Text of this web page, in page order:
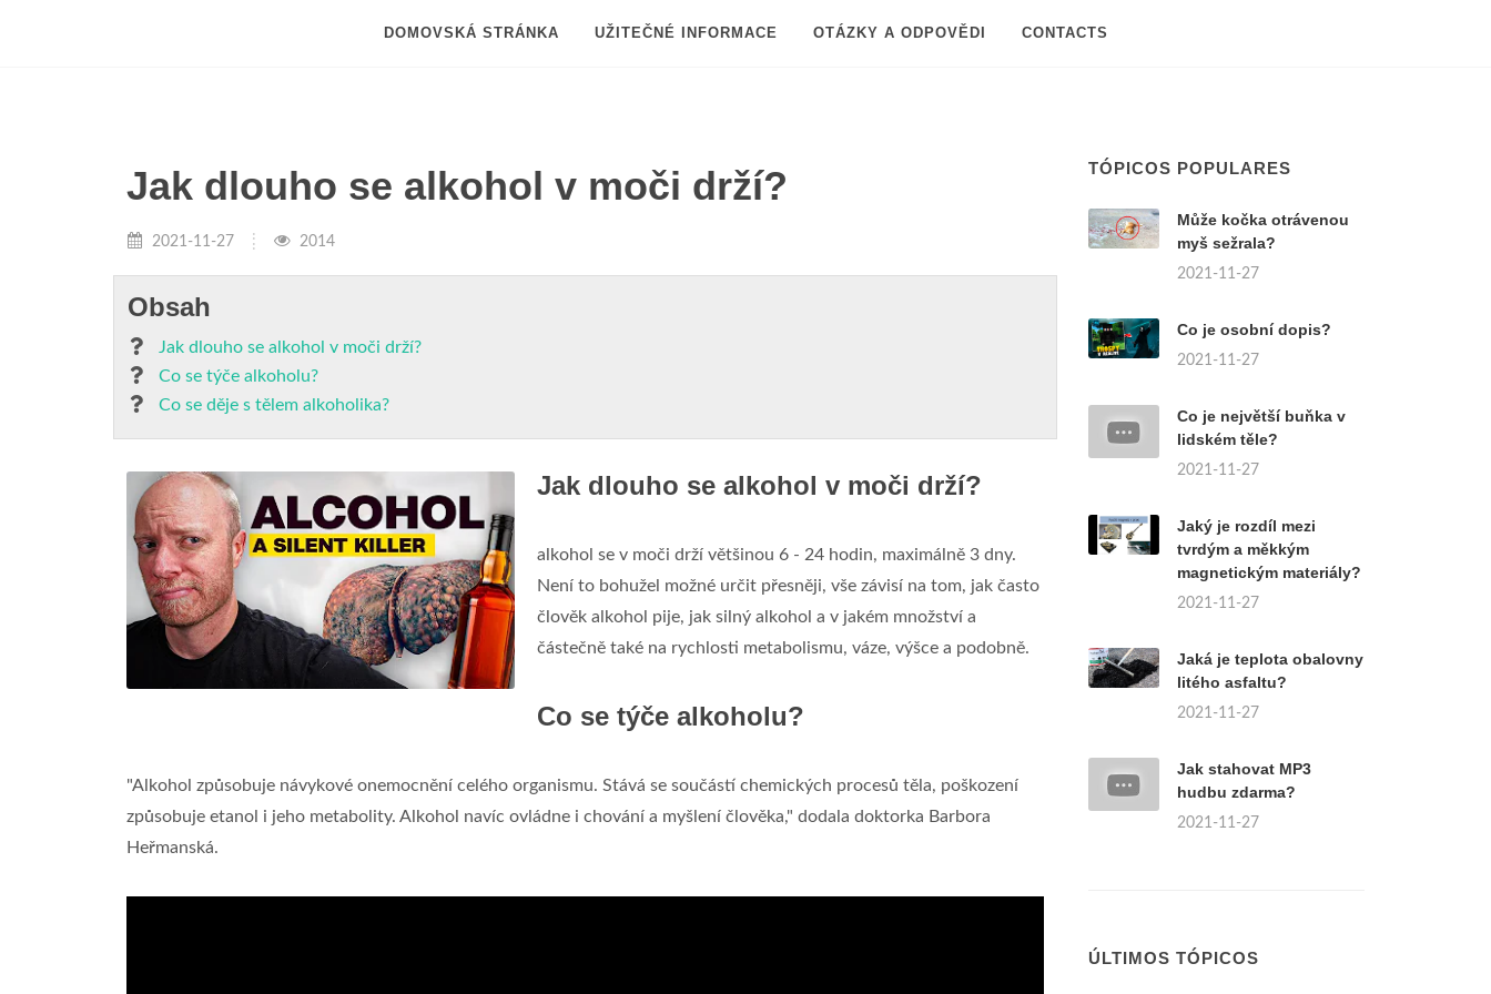
DOMOVSKÁ STRÁNKA UŽITEČNÉ INFORMACE OTÁZKY A ODPOVĚDI CONTACTS
Jak dlouho se alkohol v moči drží?
2021-11-27 2014
Obsah
Jak dlouho se alkohol v moči drží?
Co se týče alkoholu?
Co se děje s tělem alkoholika?
Jak dlouho se alkohol v moči drží?
alkohol se v moči drží většinou 6 - 24 hodin, maximálně 3 dny.
Není to bohužel možné určit přesněji, vše závisí na tom, jak často
člověk alkohol pije, jak silný alkohol a v jakém množství a
částečně také na rychlosti metabolismu, váze, výšce a podobně.
Co se týče alkoholu?
"Alkohol způsobuje návykové onemocnění celého organismu. Stává se součástí chemických procesů těla, poškození
způsobuje etanol i jeho metabolity. Alkohol navíc ovládne i chování a myšlení člověka," dodala doktorka Barbora
Heřmanská.
TÓPICOS POPULARES
Může kočka otrávenou
myš sežrala?
2021-11-27
Co je osobní dopis?
2021-11-27
Co je největší buňka v
lidském těle?
2021-11-27
Jaký je rozdíl mezi
tvrdým a měkkým
magnetickým materiály?
2021-11-27
Jaká je teplota obalovny
litého asfaltu?
2021-11-27
Jak stahovat MP3
hudbu zdarma?
2021-11-27
ÚLTIMOS TÓPICOS